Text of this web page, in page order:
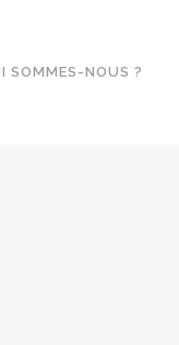
SOMMES-NOUS ?